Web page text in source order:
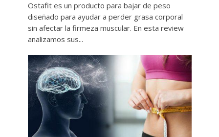
Ostafit es un producto para bajar de peso
diseñado para ayudar a perder grasa corporal
sin afectar la firmeza muscular. En esta review
analizamos sus...